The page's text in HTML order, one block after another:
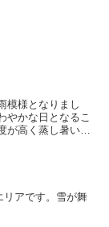
模様となりまし
やかな日となるこ
高く蒸し暑い日
リアです。雪が舞